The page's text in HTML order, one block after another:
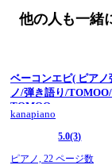
他の人も一緒
ベーコンエピ( ピア
ノ/弾き語り/
TOMOO
kanapiano
5.0(3)
ピアノ, 22 ページ数